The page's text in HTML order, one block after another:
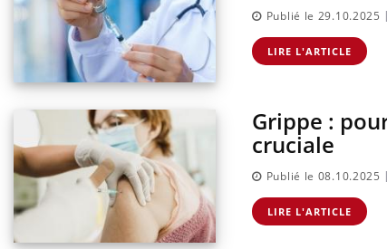
Publié le 29.10.2025 |
LIRE L'ARTICLE
Grippe :
cruciale
Publié le 08.10.2025 |
LIRE L'ARTICLE